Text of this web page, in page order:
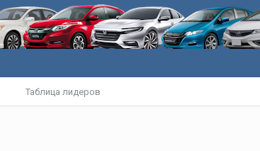
Таблица лидеров